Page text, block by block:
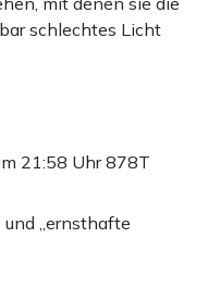
schlechtes Licht
21:58 Uhr878T
und „ernsthafte